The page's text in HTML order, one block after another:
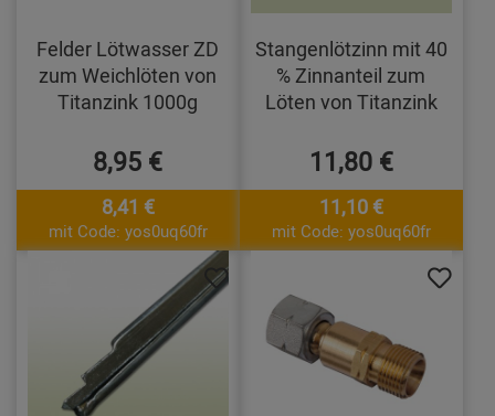
Felder Lötwasser ZD
zum Weichlöten von
Titanzink 1000g
8,95 €
8,41 €
mit Code: yos0uq60fr
Stangenlötzinn mit 40
% Zinnanteil zum
Löten von Titanzink
11,80 €
11,10 €
mit Code: yos0uq60fr